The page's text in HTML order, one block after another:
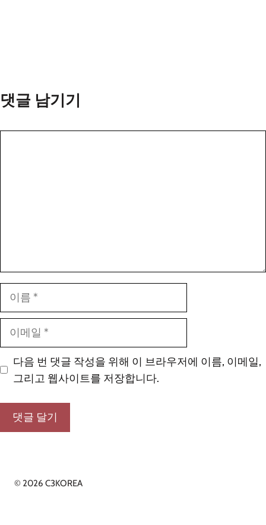
댓글 남기기
다음 번 댓글 작성을 위해 이 브라우저에 이름, 이메일,
그리고 웹사이트를 저장합니다.
© 2026 C3KOREA